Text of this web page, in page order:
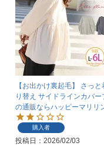
【お出かけ裏起毛】 さっ
り替え サイドラインカバ
の通販ならハッピーマリリ
購入者
投稿日 2026/02/03